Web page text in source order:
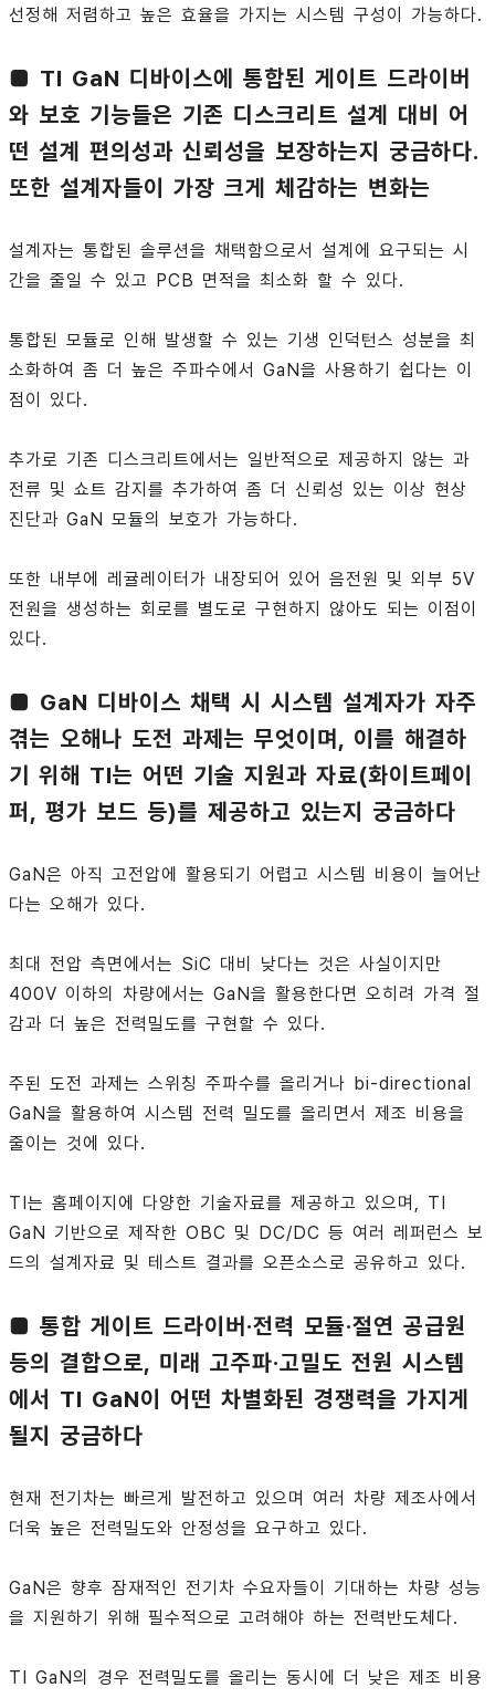
선정해 저렴하고 높은 효율을 가지는 시스템 구성이 가능하다.
■ TI GaN 디바이스에 통합된 게이트 드라이버
와 보호 기능들은 기존 디스크리트 설계 대비 어
떤 설계 편의성과 신뢰성을 보장하는지 궁금하다.
또한 설계자들이 가장 크게 체감하는 변화는
설계자는 통합된 솔루션을 채택함으로서 설계에 요구되는 시
간을 줄일 수 있고 PCB 면적을 최소화 할 수 있다.
통합된 모듈로 인해 발생할 수 있는 기생 인덕턴스 성분을 최
소화하여 좀 더 높은 주파수에서 GaN을 사용하기 쉽다는 이
점이 있다.
추가로 기존 디스크리트에서는 일반적으로 제공하지 않는 과
전류 및 쇼트 감지를 추가하여 좀 더 신뢰성 있는 이상 현상
진단과 GaN 모듈의 보호가 가능하다.
또한 내부에 레귤레이터가 내장되어 있어 음전원 및 외부 5V
전원을 생성하는 회로를 별도로 구현하지 않아도 되는 이점이
있다.
■ GaN 디바이스 채택 시 시스템 설계자가 자주
겪는 오해나 도전 과제는 무엇이며, 이를 해결하
기 위해 TI는 어떤 기술 지원과 자료(화이트페이
퍼, 평가 보드 등)를 제공하고 있는지 궁금하다
GaN은 아직 고전압에 활용되기 어렵고 시스템 비용이 늘어난
다는 오해가 있다.
최대 전압 측면에서는 SiC 대비 낮다는 것은 사실이지만
400V 이하의 차량에서는 GaN을 활용한다면 오히려 가격 절
감과 더 높은 전력밀도를 구현할 수 있다.
주된 도전 과제는 스위칭 주파수를 올리거나 bi-directional
GaN을 활용하여 시스템 전력 밀도를 올리면서 제조 비용을
줄이는 것에 있다.
TI는 홈페이지에 다양한 기술자료를 제공하고 있으며, TI
GaN 기반으로 제작한 OBC 및 DC/DC 등 여러 레퍼런스 보
드의 설계자료 및 테스트 결과를 오픈소스로 공유하고 있다.
■ 통합 게이트 드라이버·전력 모듈·절연 공급원
등의 결합으로, 미래 고주파·고밀도 전원 시스템
에서 TI GaN이 어떤 차별화된 경쟁력을 가지게
될지 궁금하다
현재 전기차는 빠르게 발전하고 있으며 여러 차량 제조사에서
더욱 높은 전력밀도와 안정성을 요구하고 있다.
GaN은 향후 잠재적인 전기차 수요자들이 기대하는 차량 성능
을 지원하기 위해 필수적으로 고려해야 하는 전력반도체다.
TI GaN의 경우 전력밀도를 올리는 동시에 더 낮은 제조 비용